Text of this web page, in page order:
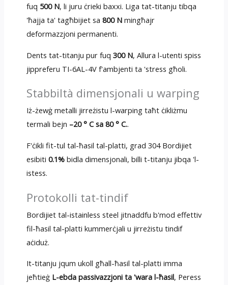
fuq 500 N, li juru ċrieki baxxi. Liga tat-titanju tibqa
'ħajja ta' tagħbijiet sa 800 Nmingħajr
deformazzjoni permanenti.
Dents tat-titanju pur fuq 300 N, Allura l-utenti spiss
jippreferu TI-6AL-4V f'ambjenti ta 'stress għoli.
Stabbiltà dimensjonali u warping
Iż-żewġ metalli jirreżistu l-warping taħt ċikliżmu
termali bejn –20 ° C sa 80 ° C..
F'ċikli fit-tul tal-ħasil tal-platti, grad 304 Bordijiet
esibiti 0.1%bidla dimensjonali, billi t-titanju jibqa 'l-
istess.
Protokolli tat-tindif
Bordijiet tal-istainless steel jitnaddfu b'mod effettiv
fil-ħasil tal-platti kummerċjali u jirreżistu tindif
aċiduż.
It-titanju jqum ukoll għall-ħasil tal-platti imma
jeħtieġ L-ebda passivazzjoni ta 'wara l-ħasil, Peress